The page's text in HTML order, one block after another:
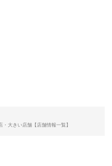
・大きい店舗【店舗情報一覧】